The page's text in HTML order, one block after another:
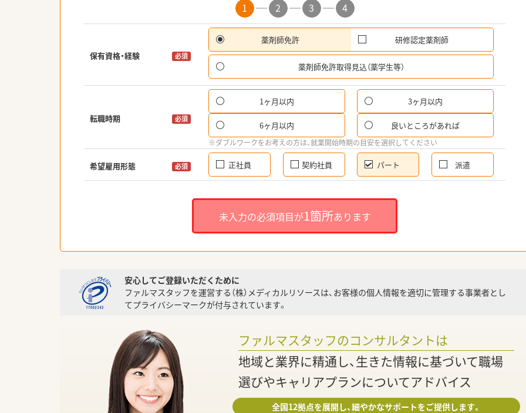
1 2 3 4
保有資格・経験 必須
薬剤師免許 研修認定薬剤師
薬剤師免許取得見込（薬学生等）
転職時期 必須
1ヶ月以内 3ヶ月以内
6ヶ月以内 良いところがあれば
※ダブルワークをお考えの方は、就業開始時期の目安を選択してください
希望雇用形態 必須 正社員 契約社員 パート 派遣
未入力の必須項目が1箇所あります
安心してご登録いただくために
ファルマスタッフを運営する（株）メディカルリソースは、お客様の個人情報を適切に管理する事業者とし
てプライバシーマークが付与されています。
ファルマスタッフのコンサルタントは
地域と業界に精通し、生きた情報に基づいて職場
選びやキャリアプランについてアドバイス
全国12拠点を展開し、細やかなサポートをご提供します。